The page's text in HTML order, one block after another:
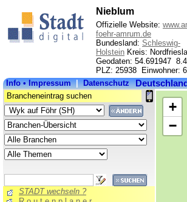
Nieblum
Offizielle Website:
foehr-amrum.de
Bundesland: Schleswig-
Holstein Kreis:
Geodaten: 54.691947
PLZ: 25938 Einwohner: